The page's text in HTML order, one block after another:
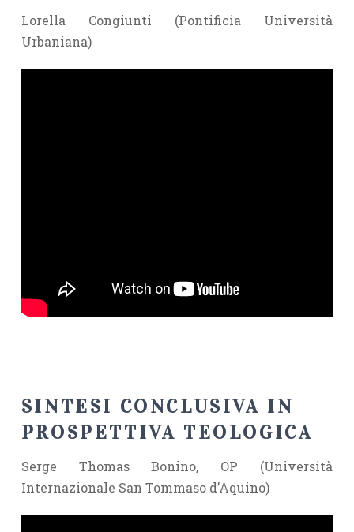
Lorella Congiunti (Pontificia Università
Urbaniana)
SINTESI CONCLUSIVA IN
PROSPETTIVA TEOLOGICA
Serge Thomas Bonino, OP (Università
Internazionale San Tommaso d’Aquino)